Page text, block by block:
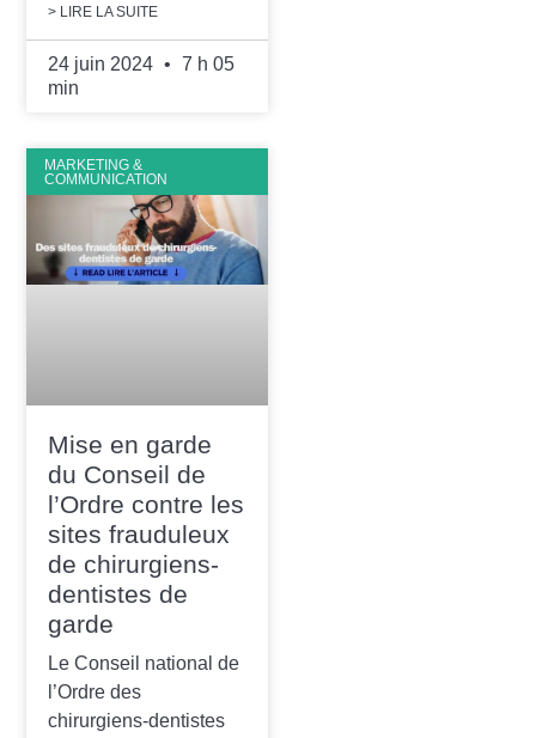
> LIRE LA SUITE
24 juin 2024
7 h 05
min
MARKETING &
COMMUNICATION
Mise en garde
du Conseil de
l’Ordre contre les
sites frauduleux
de chirurgiens-
dentistes de
garde
Le Conseil national de
l’Ordre des
chirurgiens-dentistes